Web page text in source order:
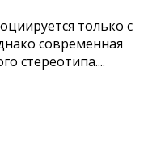
только с
современная
стереотипа....